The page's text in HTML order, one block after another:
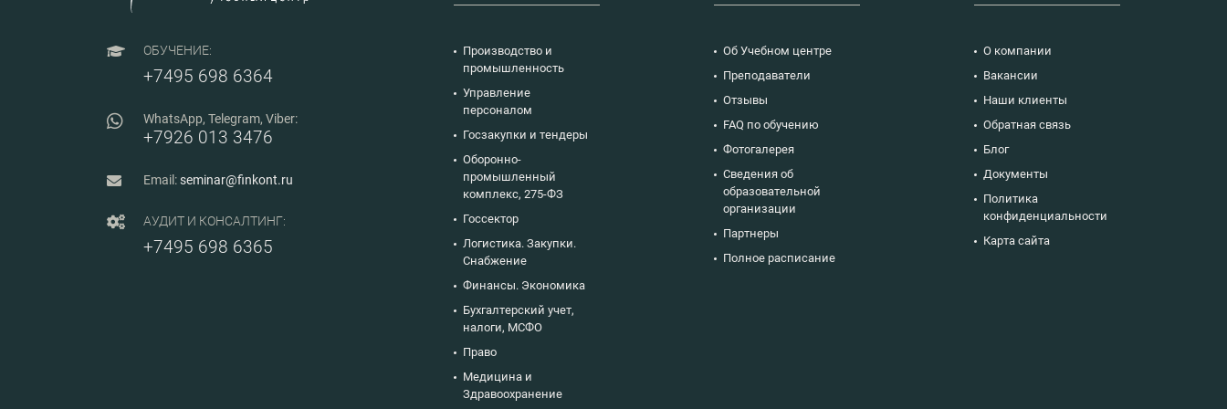
ОБУЧЕНИЕ:
+7495 698 6364
WhatsApp, Telegram, Viber:
+7926 013 3476
Email:seminar@finkont.ru
АУДИТ И КОНСАЛТИНГ:
+7495 698 6365
Производство и
промышленность
Управление
персоналом
Госзакупки и тендеры
Оборонно-
промышленный
комплекс, 275-ФЗ
Госсектор
Логистика. Закупки.
Снабжение
Финансы. Экономика
Бухгалтерский учет,
налоги, МСФО
Право
Медицина и
Здравоохранение
Об Учебном центре
Преподаватели
Отзывы
FAQ по обучению
Фотогалерея
Сведения об
образовательной
организации
Партнеры
Полное расписание
О компании
Вакансии
Наши клиенты
Обратная связь
Блог
Документы
Политика
конфиденциальности
Карта сайта